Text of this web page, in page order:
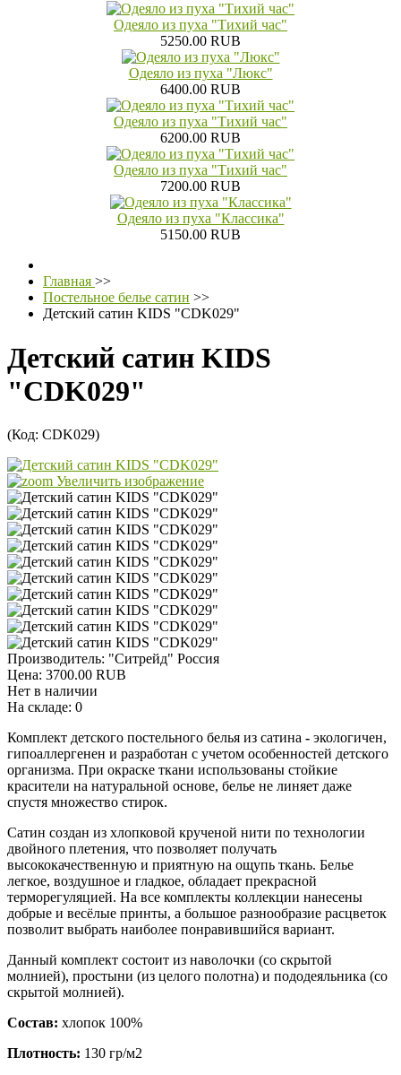
Одеяло из пуха "Тихий час"
5250.00 RUB
Одеяло из пуха "Люкс"
6400.00 RUB
Одеяло из пуха "Тихий час"
6200.00 RUB
Одеяло из пуха "Тихий час"
7200.00 RUB
Одеяло из пуха "Классика"
5150.00 RUB
Главная >>
Постельное белье сатин >>
Детский сатин KIDS "CDK029"
Детский сатин KIDS
"CDK029"
(Код: CDK029)
Увеличить изображение
Производитель: "Ситрейд" Россия
Цена: 3700.00 RUB
Нет в наличии
На складе: 0
Комплект детского постельного белья из сатина - экологичен,
гипоаллергенен и разработан с учетом особенностей детского
организма. При окраске ткани использованы стойкие
красители на натуральной основе, белье не линяет даже
спустя множество стирок.
Сатин создан из хлопковой крученой нити по технологии
двойного плетения, что позволяет получать
высококачественную и приятную на ощупь ткань. Белье
легкое, воздушное и гладкое, обладает прекрасной
терморегуляцией. На все комплекты коллекции нанесены
добрые и весёлые принты, а большое разнообразие расцветок
позволит выбрать наиболее понравившийся вариант.
Данный комплект состоит из наволочки (со скрытой
молнией), простыни (из целого полотна) и пододеяльника (со
скрытой молнией).
Состав: хлопок 100%
Плотность: 130 гр/м2